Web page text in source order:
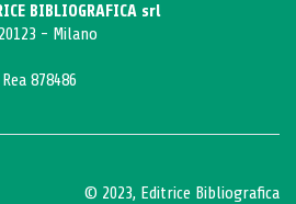
BIBLIOGRAFICA srl
- Milano
878486
© 2023, Editrice Bibliografica